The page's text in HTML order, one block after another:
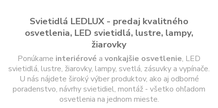
Svietidlá LEDLUX - predaj kvalitného
osvetlenia, LED svietidlá, lustre, lampy,
žiarovky
Ponúkame interiérové a vonkajšie osvetlenie, LED
svietidlá, lustre, žiarovky, lampy, svetlá, zásuvky a vypínače.
U nás nájdete široký výber produktov, ako aj odborné
poradenstvo, návrhy svietidiel, montáž - všetko ohľadom
osvetlenia na jednom mieste.